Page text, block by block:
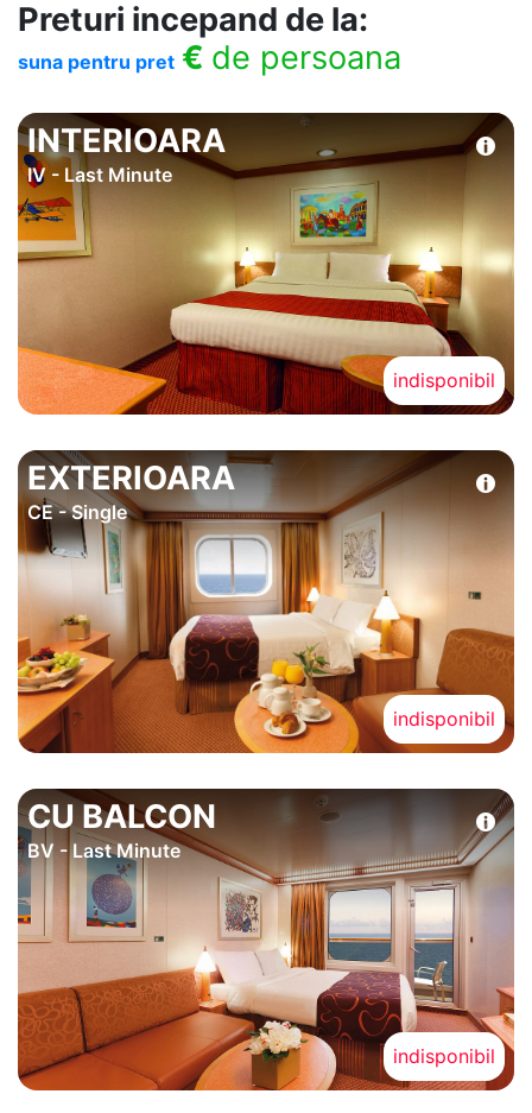
Preturi incepand de la:
suna pentru pret € de persoana
INTERIOARA
IV - Last Minute
indisponibil
EXTERIOARA
CE - Single
indisponibil
CU BALCON
BV - Last Minute
indisponibil